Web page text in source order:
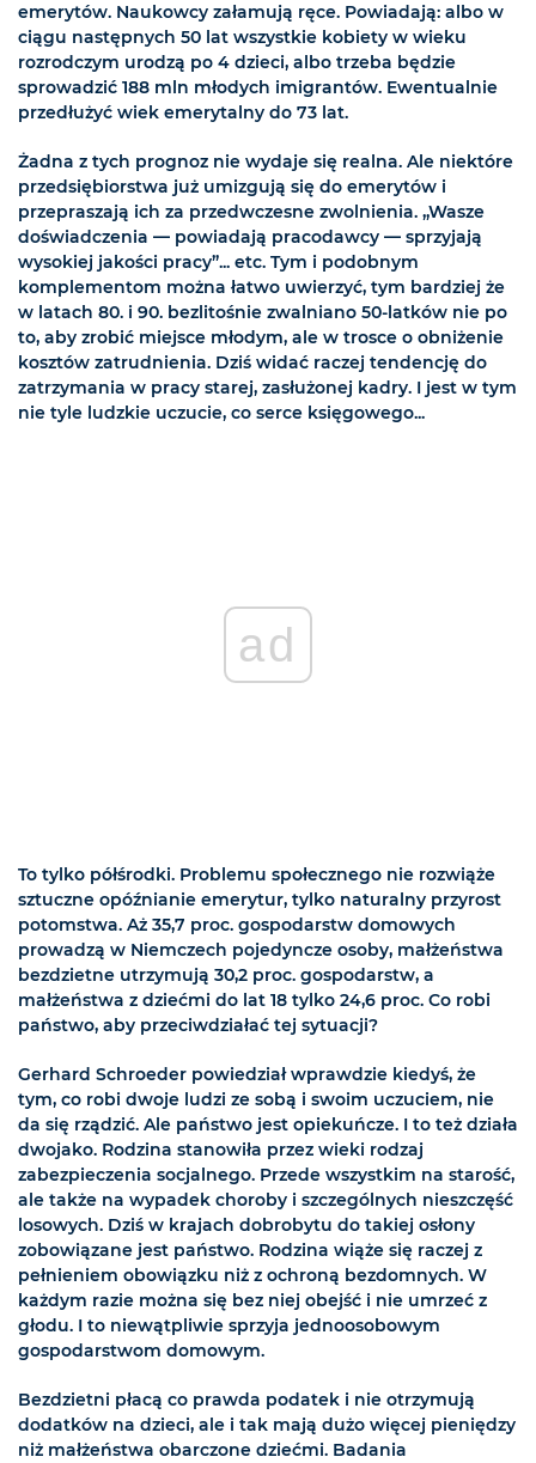
emerytów. Naukowcy załamują ręce. Powiadają: albo w
ciągu następnych 50 lat wszystkie kobiety w wieku
rozrodczym urodzą po 4 dzieci, albo trzeba będzie
sprowadzić 188 mln młodych imigrantów. Ewentualnie
przedłużyć wiek emerytalny do 73 lat.
Żadna z tych prognoz nie wydaje się realna. Ale niektóre
przedsiębiorstwa już umizgują się do emerytów i
przepraszają ich za przedwczesne zwolnienia. „Wasze
doświadczenia — powiadają pracodawcy — sprzyjają
wysokiej jakości pracy”... etc. Tym i podobnym
komplementom można łatwo uwierzyć, tym bardziej że
w latach 80. i 90. bezlitośnie zwalniano 50-latków nie po
to, aby zrobić miejsce młodym, ale w trosce o obniżenie
kosztów zatrudnienia. Dziś widać raczej tendencję do
zatrzymania w pracy starej, zasłużonej kadry. I jest w tym
nie tyle ludzkie uczucie, co serce księgowego...
ad
To tylko półśrodki. Problemu społecznego nie rozwiąże
sztuczne opóźnianie emerytur, tylko naturalny przyrost
potomstwa. Aż 35,7 proc. gospodarstw domowych
prowadzą w Niemczech pojedyncze osoby, małżeństwa
bezdzietne utrzymują 30,2 proc. gospodarstw, a
małżeństwa z dziećmi do lat 18 tylko 24,6 proc. Co robi
państwo, aby przeciwdziałać tej sytuacji?
Gerhard Schroeder powiedział wprawdzie kiedyś, że
tym, co robi dwoje ludzi ze sobą i swoim uczuciem, nie
da się rządzić. Ale państwo jest opiekuńcze. I to też działa
dwojako. Rodzina stanowiła przez wieki rodzaj
zabezpieczenia socjalnego. Przede wszystkim na starość,
ale także na wypadek choroby i szczególnych nieszczęść
losowych. Dziś w krajach dobrobytu do takiej osłony
zobowiązane jest państwo. Rodzina wiąże się raczej z
pełnieniem obowiązku niż z ochroną bezdomnych. W
każdym razie można się bez niej obejść i nie umrzeć z
głodu. I to niewątpliwie sprzyja jednoosobowym
gospodarstwom domowym.
Bezdzietni płacą co prawda podatek i nie otrzymują
dodatków na dzieci, ale i tak mają dużo więcej pieniędzy
niż małżeństwa obarczone dziećmi. Badania